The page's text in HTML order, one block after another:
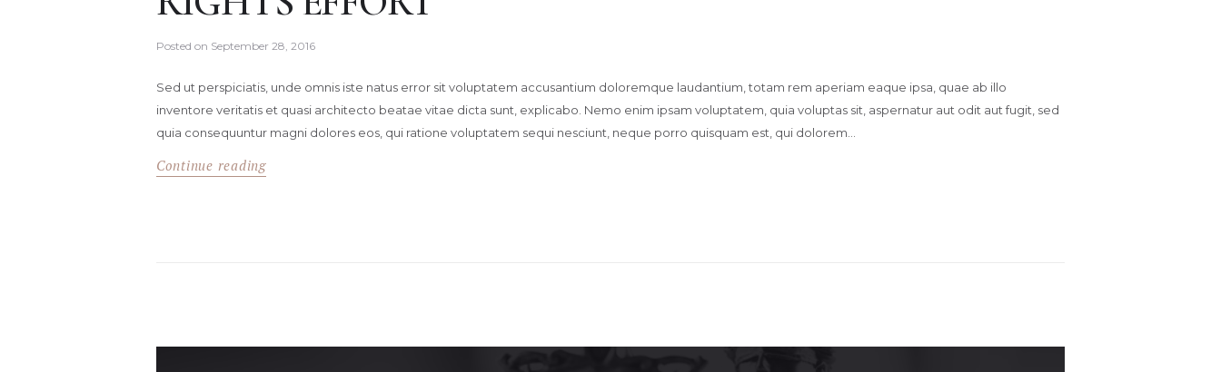
Posted on September 28, 2016
Sed ut perspiciatis, unde omnis iste natus error sit voluptatem accusantium doloremque laudantium, totam rem aperiam eaque ipsa, quae ab illo
inventore veritatis et quasi architecto beatae vitae dicta sunt, explicabo. Nemo enim ipsam voluptatem, quia voluptas sit, aspernatur aut odit aut fugit, sed
quia consequuntur magni dolores eos, qui ratione voluptatem sequi nesciunt, neque porro quisquam est, qui dolorem…
Continue reading